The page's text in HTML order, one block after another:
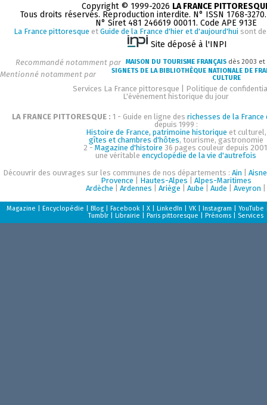
Copyright © 1999-2026 LA FRANCE
Tous droits réservés. Reproduction interdite. N° ISSN 1768-
N° Siret 481 246619 00011. Code APE 913E
La France pittoresque et Guide de la France d'hier et d'aujourd'hui sont
Site déposé à l'INPI
Recommandé notamment par MAISON DU TOURISME FRANÇAIS dès 2003 et
Mentionné notamment par
SIGNETS DE LA BIBLIOTHÈQUE NATIONALE DE
CULTURE
Services La France pittoresque
Politique de
L'événement historique du jour
LA FRANCE PITTORESQUE : 1 - Guide en ligne des richesses de la
depuis 1999 :
Histoire de France, patrimoine historique et culturel,
gîtes et chambres d'hôtes, tourisme, gastronomie
2 - Magazine d'histoire 36 pages couleur depuis
une véritable encyclopédie de la vie d'autrefois
Découvrir des ouvrages sur les communes de nos départements : Ain
Aisne
Provence
Hautes-Alpes
Alpes-Maritimes
Ardèche
Ardennes Ariège Aube Aude Aveyron
Magazine Encyclopédie Blog Facebook X LinkedIn VK Instagram YouTube
Tumblr
Librairie Paris pittoresque Prénoms Services